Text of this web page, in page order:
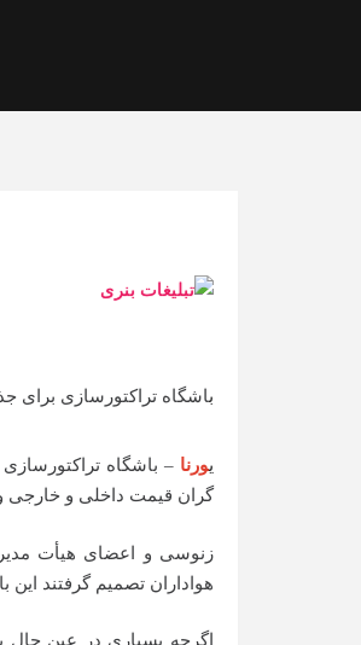
باشگاه تراکتورسازی
یورنا – باشگاه
گران قیمت داخلی و خارجی
زنوسی و اعضای هیأت
هواداران تصمیم گرفتند این
اگرچه بسیاری در عین حال